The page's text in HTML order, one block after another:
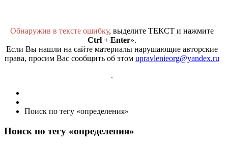
Обнаружив в тексте ошибку, выделите ТЕКСТ и нажмите
Ctrl + Enter».
Если Вы нашли на сайте материалы нарушающие авторские
права, просим Вас сообщить об этом upravlenieorg@yandex.ru
.
Поиск по тегу «определения»
Поиск по тегу «определения»